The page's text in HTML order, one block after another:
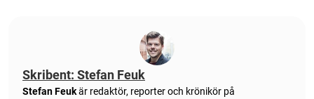
Skribent: Stefan Feuk
Stefan Feukär redaktör, reporter och krönikör på